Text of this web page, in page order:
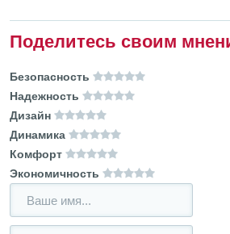
Поделитесь своим
Безопасность
Надежность
Дизайн
Динамика
Комфорт
Экономичность